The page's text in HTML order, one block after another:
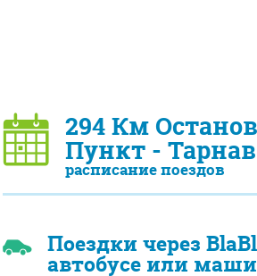
294 Км
Пункт -
расписание поездов
Поездки через
автобусе или